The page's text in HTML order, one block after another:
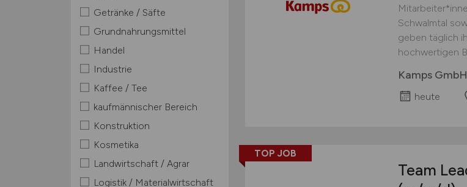
Getränke / Säfte
Grundnahrungsmittel
Handel
Industrie
Kaffee / Tee
kaufmännischer Bereich
Konstruktion
Kosmetika
Landwirtschaft / Agrar
Logistik / Materialwirtschaft
Schwalmtal
geben täglich
hochwertigen
Kamps GmbH
heute
TOP JOB
Team